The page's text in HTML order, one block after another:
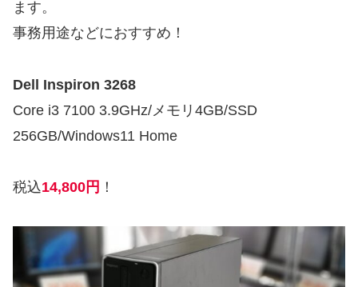
ます。
事務用途などにおすすめ！
Dell Inspiron 3268
Core i3 7100 3.9GHz/メモリ4GB/SSD
256GB/Windows11 Home
税込14,800円 ！